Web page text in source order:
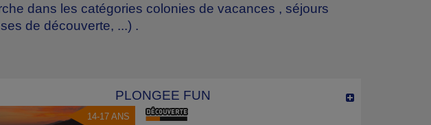
dans les catégories colonies de vacances , séjours
de découverte, ...) .
PLONGEE FUN
14-17 ANS